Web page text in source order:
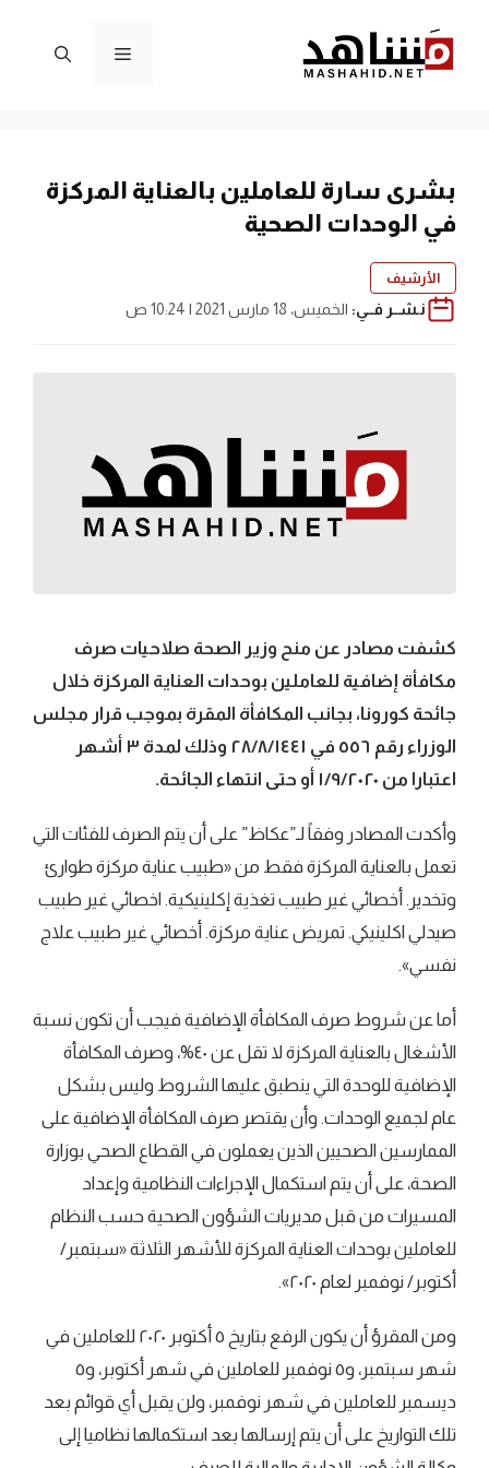
المحتوى
القائمة
بشرى سارة للعاملين بالعناية المركزة
في الوحدات الصحية
الأرشيف
نـشــر فــي: الخميس، 18 مارس 2021 | 10:24 ص
كشفت مصادر عن منح وزير الصحة صلاحيات صرف
مكافأة إضافية للعاملين بوحدات العناية المركزة خلال
جائحة كورونا، بجانب المكافأة المقرة بموجب قرار مجلس
الوزراء رقم ٥٥٦ في ٢٨/٨/١٤٤١ وذلك لمدة ٣ أشهر
اعتبارا من ١/٩/٢٠٢٠ أو حتى انتهاء الجائحة.
وأكدت المصادر وفقاً لـ”عكاظ” على أن يتم الصرف للفئات التي
تعمل بالعناية المركزة فقط من «طبيب عناية مركزة طوارئ
وتخدير. أخصائي غير طبيب تغذية إكلينيكية. اخصائي غير طبيب
صيدلي اكلينيكي. تمريض عناية مركزة. أخصائي غير طبيب علاج
نفسي».
أما عن شروط صرف المكافأة الإضافية فيجب أن تكون نسبة
الأشغال بالعناية المركزة لا تقل عن ٤٠%، وصرف المكافأة
الإضافية للوحدة التي ينطبق عليها الشروط وليس بشكل
عام لجميع الوحدات. وأن يقتصر صرف المكافأة الإضافية على
الممارسين الصحيين الذين يعملون في القطاع الصحي بوزارة
الصحة، على أن يتم استكمال الإجراءات النظامية وإعداد
المسيرات من قبل مديريات الشؤون الصحية حسب النظام
للعاملين بوحدات العناية المركزة للأشهر الثلاثة «سبتمبر/‏
أكتوبر/‏ نوفمبر لعام ٢٠٢٠».
ومن المقرؤ أن يكون الرفع بتاريخ ٥ أكتوبر ٢٠٢٠ للعاملين في
شهر سبتمبر، و٥ نوفمبر للعاملين في شهر أكتوبر، و٥
ديسمبر للعاملين في شهر نوفمبر، ولن يقبل أي قوائم بعد
تلك التواريخ على أن يتم إرسالها بعد استكمالها نظاميا إلى